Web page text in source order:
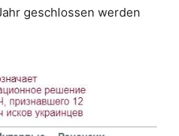
geschlossen werden